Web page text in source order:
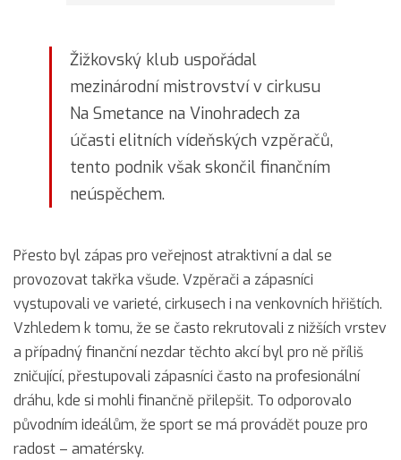
Žižkovský klub uspořádal
mezinárodní mistrovství v cirkusu
Na Smetance na Vinohradech za
účasti elitních vídeňských vzpěračů,
tento podnik však skončil finančním
neúspěchem.
Přesto byl zápas pro veřejnost atraktivní a dal se
provozovat takřka všude. Vzpěrači a zápasníci
vystupovali ve varieté, cirkusech i na venkovních hřištích.
Vzhledem k tomu, že se často rekrutovali z nižších vrstev
a případný finanční nezdar těchto akcí byl pro ně příliš
zničující, přestupovali zápasníci často na profesionální
dráhu, kde si mohli finančně přilepšit. To odporovalo
původním ideálům, že sport se má provádět pouze pro
radost – amatérsky.